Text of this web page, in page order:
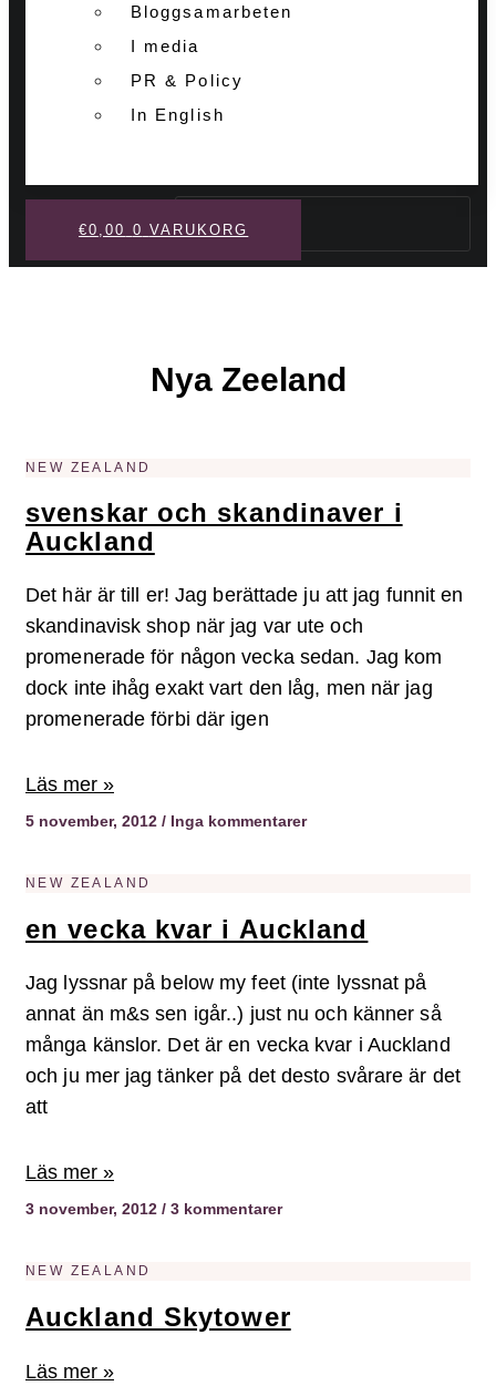
Bloggsamarbeten
I media
PR & Policy
In English
Sök
€0,00 0 VARUKORG
Nya Zeeland
NEW ZEALAND
svenskar och skandinaver i
Auckland
Det här är till er! Jag berättade ju att jag funnit en
skandinavisk shop när jag var ute och
promenerade för någon vecka sedan. Jag kom
dock inte ihåg exakt vart den låg, men när jag
promenerade förbi där igen
Läs mer »
5 november, 2012 Inga kommentarer
NEW ZEALAND
en vecka kvar i Auckland
Jag lyssnar på below my feet (inte lyssnat på
annat än m&s sen igår..) just nu och känner så
många känslor. Det är en vecka kvar i Auckland
och ju mer jag tänker på det desto svårare är det
att
Läs mer »
3 november, 2012 3 kommentarer
NEW ZEALAND
Auckland Skytower
Läs mer »